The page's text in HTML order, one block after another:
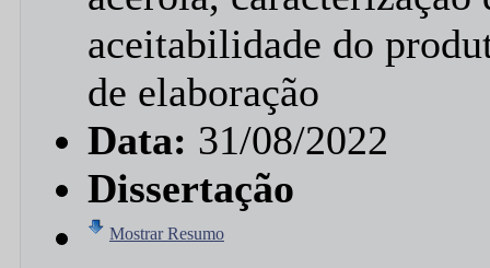
aceitabilidade do
de elaboração
Data: 31/08/2022
Dissertação
Mostrar Resumo